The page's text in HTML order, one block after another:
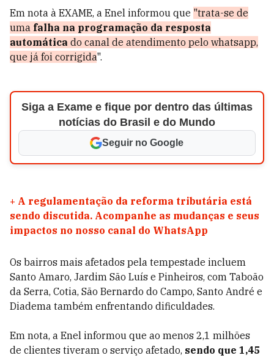
Em nota à EXAME, a Enel informou que "trata-se de
uma falha na programação da resposta
automática do canal de atendimento pelo whatsapp,
que já foi corrigida".
Siga a Exame e fique por dentro das últimas
notícias do Brasil e do Mundo
Seguir no Google
+ A regulamentação da reforma tributária está
sendo discutida. Acompanhe as mudanças e seus
impactos no nosso canal do WhatsApp
Os bairros mais afetados pela tempestade incluem
Santo Amaro, Jardim São Luís e Pinheiros, com Taboão
da Serra, Cotia, São Bernardo do Campo, Santo André e
Diadema também enfrentando dificuldades.
Em nota, a Enel informou que ao menos 2,1 milhões
de clientes tiveram o serviço afetado, sendo que 1,45